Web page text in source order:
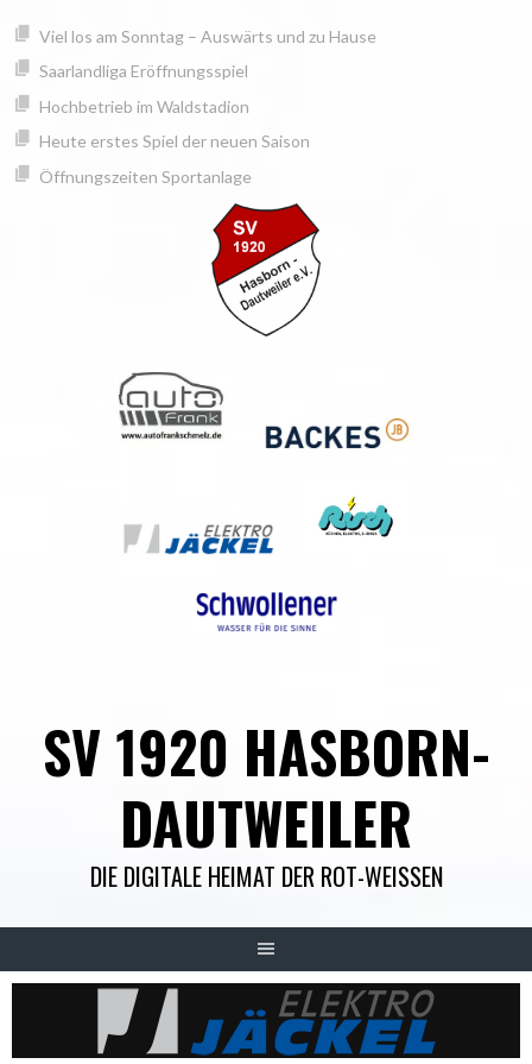
springen
zum
Inhalt
Viel los am Sonntag – Auswärts und zu Hause
Saarlandliga Eröffnungsspiel
Hochbetrieb im Waldstadion
Heute erstes Spiel der neuen Saison
Öffnungszeiten Sportanlage
SV 1920 HASBORN-
DAUTWEILER
DIE DIGITALE HEIMAT DER ROT-WEISSEN